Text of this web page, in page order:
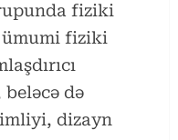
fiziki
fiziki
də
dizayn